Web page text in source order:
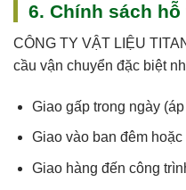
6. Chính sách
CÔNG TY VẬT LIỆU
cầu vận chuyển đặc biệt
Giao gấp trong ngày
Giao vào ban đêm
Giao hàng đến công